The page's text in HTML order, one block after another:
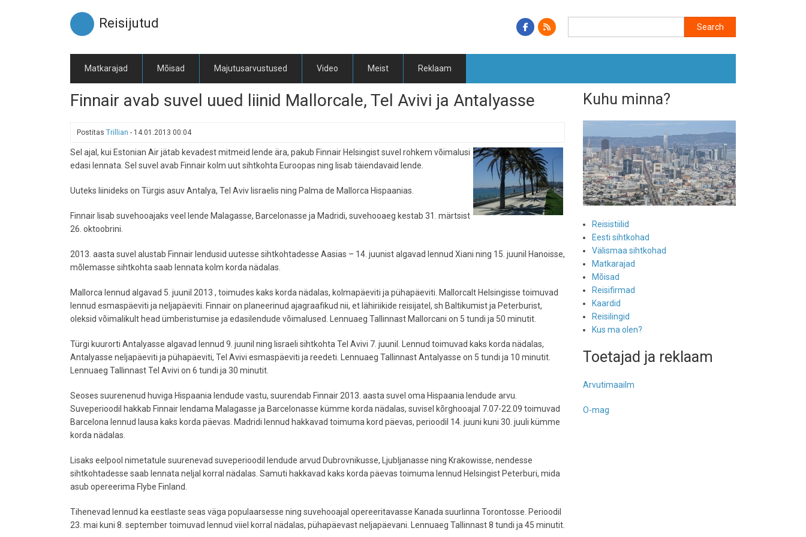
Reisijutud
Matkarajad Mõisad Majutusarvustused Video Meist Reklaam
Finnair avab suvel uued liinid Mallorcale, Tel Avivi ja Antalyasse
Postitas Trillian - 14.01.2013 00:04
Sel ajal, kui Estonian Air jätab kevadest mitmeid lende ära, pakub Finnair Helsingist suvel rohkem võimalusi
edasi lennata. Sel suvel avab Finnair kolm uut sihtkohta Euroopas ning lisab täiendavaid lende.
Uuteks liinideks on Türgis asuv Antalya, Tel Aviv Iisraelis ning Palma de Mallorca Hispaanias.
Finnair lisab suvehooajaks veel lende Malagasse, Barcelonasse ja Madridi, suvehooaeg kestab 31. märtsist
26. oktoobrini.
2013. aasta suvel alustab Finnair lendusid uutesse sihtkohtadesse Aasias – 14. juunist algavad lennud Xiani ning 15. juunil Hanoisse,
mõlemasse sihtkohta saab lennata kolm korda nädalas.
Mallorca lennud algavad 5. juunil 2013 , toimudes kaks korda nädalas, kolmapäeviti ja pühapäeviti. Mallorcalt Helsingisse toimuvad
lennud esmaspäeviti ja neljapäeviti. Finnair on planeerinud ajagraafikud nii, et lähiriikide reisijatel, sh Baltikumist ja Peterburist,
oleksid võimalikult head ümberistumise ja edasilendude võimalused. Lennuaeg Tallinnast Mallorcani on 5 tundi ja 50 minutit.
Türgi kuurorti Antalyasse algavad lennud 9. juunil ning Iisraeli sihtkohta Tel Avivi 7. juunil. Lennud toimuvad kaks korda nädalas,
Antalyasse neljapäeviti ja pühapäeviti, Tel Avivi esmaspäeviti ja reedeti. Lennuaeg Tallinnast Antalyasse on 5 tundi ja 10 minutit.
Lennuaeg Tallinnast Tel Avivi on 6 tundi ja 30 minutit.
Seoses suurenenud huviga Hispaania lendude vastu, suurendab Finnair 2013. aasta suvel oma Hispaania lendude arvu.
Suveperioodil hakkab Finnair lendama Malagasse ja Barcelonasse kümme korda nädalas, suvisel kõrghooajal 7.07-22.09 toimuvad
Barcelona lennud lausa kaks korda päevas. Madridi lennud hakkavad toimuma kord päevas, perioodil 14. juuni kuni 30. juuli kümme
korda nädalas.
Lisaks eelpool nimetatule suurenevad suveperioodil lendude arvud Dubrovnikusse, Ljubljanasse ning Krakowisse, nendesse
sihtkohtadesse saab lennata neljal korral nädalas. Samuti hakkavad kaks korda päevas toimuma lennud Helsingist Peterburi, mida
asub opereerima Flybe Finland.
Tihenevad lennud ka eestlaste seas väga populaarsesse ning suvehooajal opereeritavasse Kanada suurlinna Torontosse. Perioodil
23. mai kuni 8. september toimuvad lennud viiel korral nädalas, pühapäevast neljapäevani. Lennuaeg Tallinnast 8 tundi ja 45 minutit.
Kuhu minna?
Reisistiilid
Eesti sihtkohad
Välismaa sihtkohad
Matkarajad
Mõisad
Reisifirmad
Kaardid
Reisilingid
Kus ma olen?
Toetajad ja reklaam
Arvutimaailm
O-mag